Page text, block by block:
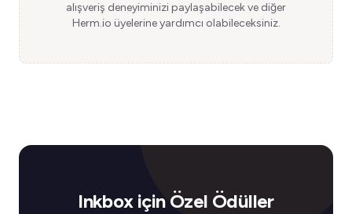
alışveriş deneyiminizi paylaşabilecek ve diğer
Herm.io üyelerine yardımcı olabileceksiniz.
Inkbox için Özel Ödüller